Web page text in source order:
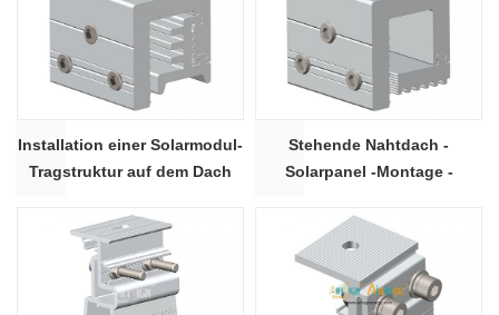
Installation einer Solarmodul-
Tragstruktur auf dem Dach
Stehende Nahtdach -
Solarpanel -Montage -